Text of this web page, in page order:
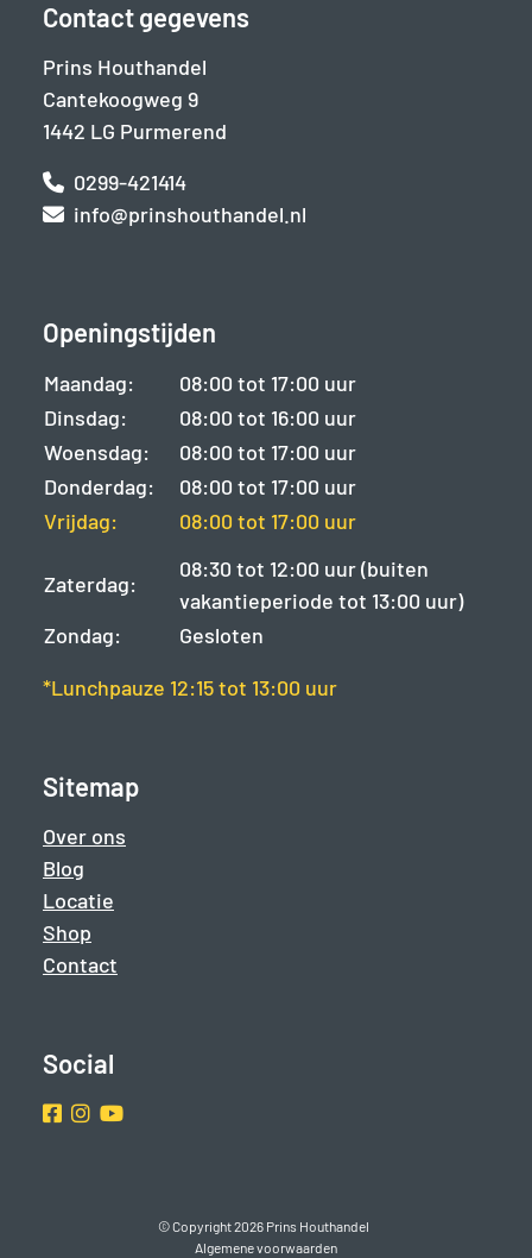
Contact gegevens
Prins Houthandel
Cantekoogweg 9
1442 LG Purmerend
0299-421414
info@prinshouthandel.nl
Openingstijden
Maandag:
08:00 tot 17:00 uur
Dinsdag:
08:00 tot 16:00 uur
Woensdag:
08:00 tot 17:00 uur
Donderdag:
08:00 tot 17:00 uur
Vrijdag:
08:00 tot 17:00 uur
Zaterdag:
08:30 tot 12:00 uur (buiten
vakantieperiode tot 13:00 uur)
Zondag:
Gesloten
*Lunchpauze 12:15 tot 13:00 uur
Sitemap
Over ons
Blog
Locatie
Shop
Contact
Social
Facebook
Instragram
Youtube
© Copyright 2026 Prins Houthandel
Algemene voorwaarden